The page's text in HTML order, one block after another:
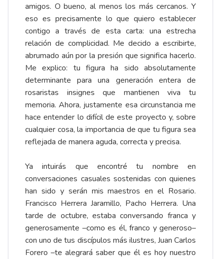
amigos. O bueno, al menos los más cercanos. Y
eso es precisamente lo que quiero establecer
contigo a través de esta carta: una estrecha
relación de complicidad. Me decido a escribirte,
abrumado aún por la presión que significa hacerlo.
Me explico: tu figura ha sido absolutamente
determinante para una generación entera de
rosaristas insignes que mantienen viva tu
memoria. Ahora, justamente esa circunstancia me
hace entender lo difícil de este proyecto y, sobre
cualquier cosa, la importancia de que tu figura sea
reflejada de manera aguda, correcta y precisa.
Ya intuirás que encontré tu nombre en
conversaciones casuales sostenidas con quienes
han sido y serán mis maestros en el Rosario.
Francisco Herrera Jaramillo, Pacho Herrera. Una
tarde de octubre, estaba conversando franca y
generosamente –como es él, franco y generoso–
con uno de tus discípulos más ilustres, Juan Carlos
Forero –te alegrará saber que él es hoy nuestro